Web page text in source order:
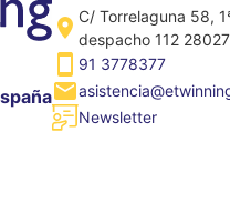
C/ Torrelaguna 58,
despacho 112
91 3778377
Newsletter